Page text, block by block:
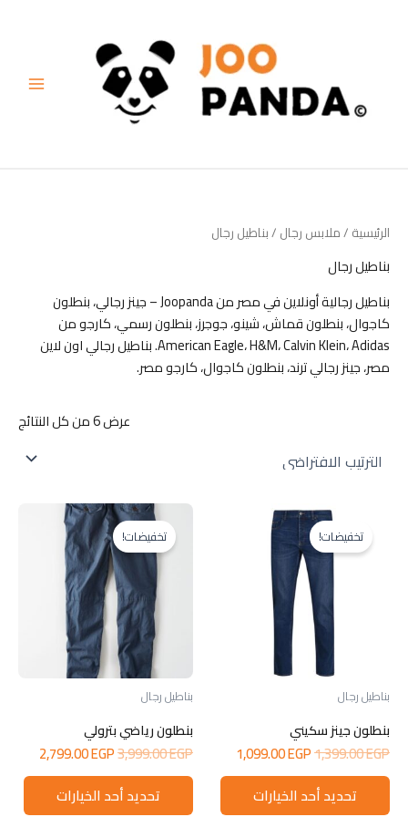
الرئيسية /ملابس رجال / بناطيل رجال
بناطيل رجال
بناطيل رجالية أونلاين في مصر من Joopanda – جينز رجالي، بنطلون
كاجوال، بنطلون قماش، شينو، جوجرز، بنطلون رسمي، كارجو من
American Eagle، H&M، Calvin Klein، Adidas. بناطيل رجالي اون لاين
مصر، جينز رجالي ترند، بنطلون كاجوال، كارجو مصر.
عرض ⁦6⁩ من كل النتائج
تخفيضات!
بناطيل رجال
بنطلون جينز سكيني
1,399.00EGP السعر
الأصلي
هو:
1,399.00 EGP.
1,099.00EGP
الحالي
هو:
1,099.00 EGP. تحديد أحد الخيارات
هناك
تخفيضات!
بناطيل رجال
بنطلون رياضي بترولي
3,999.00EGP السعر
الأصلي
هو:
3,999.00 EGP.
2,799.00EGP
الحالي
هو:
EGP. تحديد أحد الخيارات